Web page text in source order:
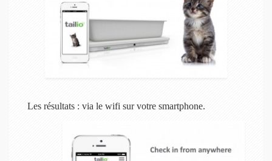
Les résultats : via le wifi sur votre smartphone.